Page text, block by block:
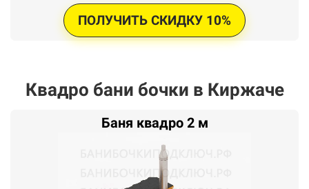
ПОЛУЧИТЬ СКИДКУ 10%
Квадро бани бочки в Киржаче
Баня квадро 2 м